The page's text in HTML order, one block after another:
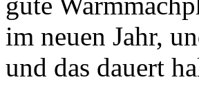
im neuen Jahr,
und das dauert